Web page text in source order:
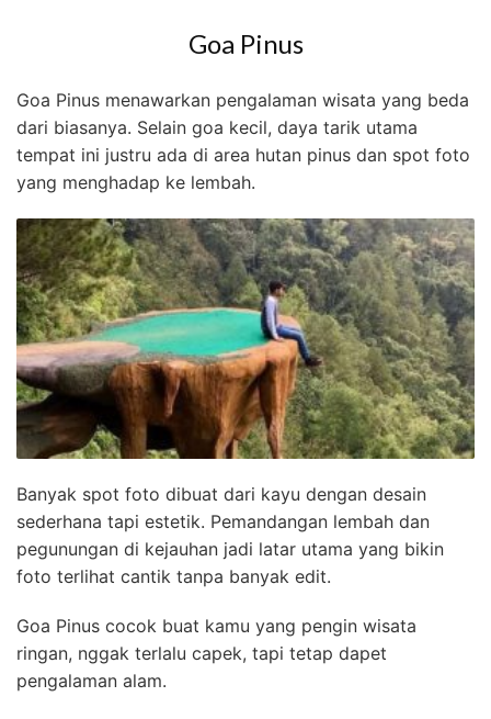
Goa Pinus
Goa Pinus menawarkan pengalaman wisata yang beda
dari biasanya. Selain goa kecil, daya tarik utama
tempat ini justru ada di area hutan pinus dan spot foto
yang menghadap ke lembah.
Banyak spot foto dibuat dari kayu dengan desain
sederhana tapi estetik. Pemandangan lembah dan
pegunungan di kejauhan jadi latar utama yang bikin
foto terlihat cantik tanpa banyak edit.
Goa Pinus cocok buat kamu yang pengin wisata
ringan, nggak terlalu capek, tapi tetap dapet
pengalaman alam.